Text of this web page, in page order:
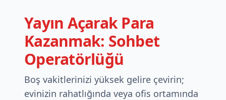
Yayın Açarak Para
Kazanmak: Sohbet
Operatörlüğü
Boş vakitlerinizi yüksek gelire çevirin;
evinizin rahatlığında veya ofis ortamında